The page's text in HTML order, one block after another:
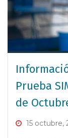
Prueba
de
15 octubre,